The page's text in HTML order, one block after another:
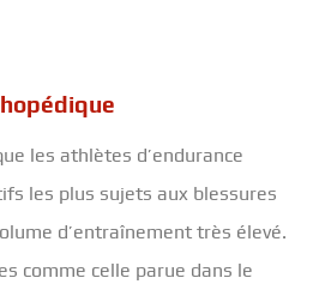
les athlètes d’endurance
les plus sujets aux blessures
d’entraînement très élevé.
comme celle parue dans le